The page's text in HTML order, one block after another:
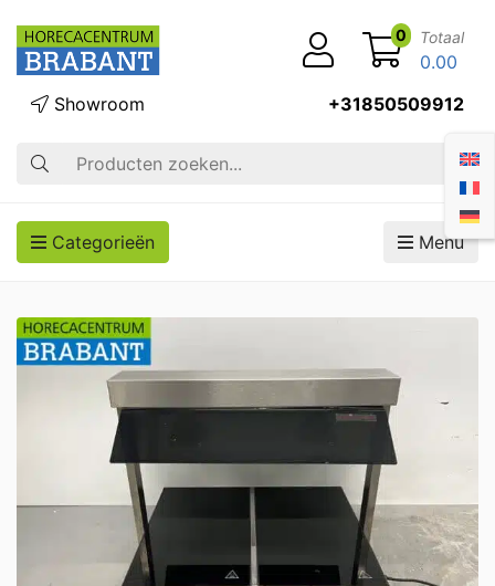
Zoek op
Showroom +31850509912
0 Totaal
0.00
Categorieën Menu